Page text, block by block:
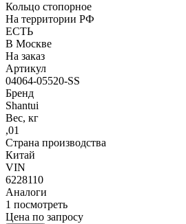
Кольцо стопорное
На территории РФ
ЕСТЬ
В Москве
На заказ
Артикул
04064-05520-SS
Бренд
Shantui
Вес, кг
,01
Страна производства
Китай
VIN
6228110
Аналоги
1 посмотреть
Цена по запросу